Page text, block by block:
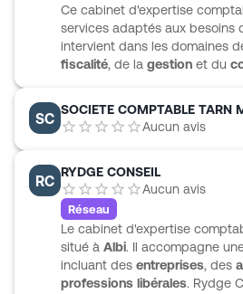
Ce cabinet d'expertise
services adaptés aux besoins
intervient dans les domaines
fiscalité, de la gestion et du
interactifs sont à disposition
financière. Le cabinet
en tenant compte des enjeux
SC
SOCIETE COMPTABLE TARN
Aucun avis
RC
RYDGE CONSEIL
Aucun avis
Réseau
Le cabinet d'expertise
situé à Albi. Il accompagne
incluant des entreprises, des
professions libérales. Rydge